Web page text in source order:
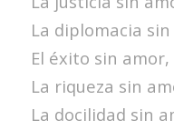
La diplomacia
El éxito sin
La riqueza sin
La docilidad sin